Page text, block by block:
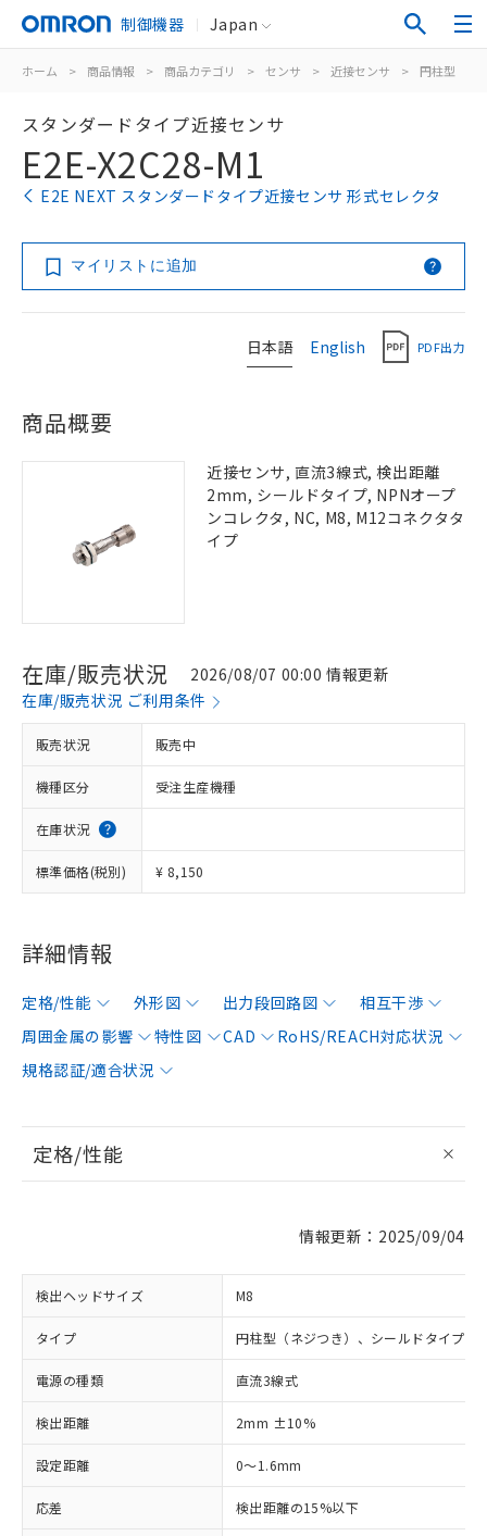
制御機器 Japan
ホーム > 商品情報 > 商品カテゴリ > センサ > 近接センサ > 円柱型
スタンダードタイプ近接センサ
E2E-X2C28-M1
E2E NEXT スタンダードタイプ近接センサ 形式セレクタ
マイリストに追加
日本語 English PDF出力
商品概要
近接センサ, 直流3線式, 検出距離
2mm, シールドタイプ, NPNオープ
ンコレクタ, NC, M8, M12コネクタタ
イプ
在庫/販売状況
2026/08/07 00:00 情報更新
在庫/販売状況 ご利用条件
販売状況 販売中
機種区分 受注生産機種
在庫状況
標準価格(税別) ¥ 8,150
詳細情報
定格/性能 外形図 出力段回路図
相互干渉
周囲金属の影響
特性図 CAD
RoHS/REACH対応状況
規格認証/適合状況
定格/性能
情報更新：2025/09/04
検出ヘッドサイズ M8
タイプ 円柱型（ネジつき）、シールドタイプ
電源の種類 直流3線式
検出距離 2mm ±10%
設定距離 0～1.6mm
応差 検出距離の15%以下